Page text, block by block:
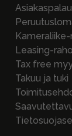
Leasing-
Tax free
Takuu ja tuki